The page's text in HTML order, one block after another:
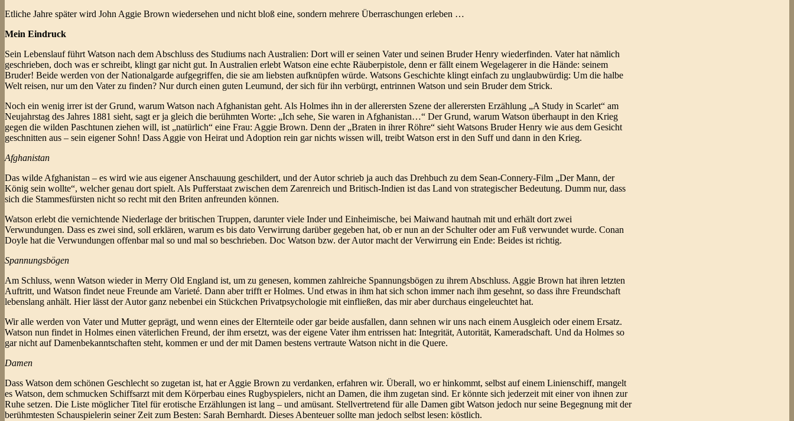
Etliche Jahre später wird John Aggie Brown wiedersehen und nicht bloß eine, sondern mehrere Überraschungen erleben …
Mein Eindruck
Sein Lebenslauf führt Watson nach dem Abschluss des Studiums nach Australien: Dort will er seinen Vater und seinen Bruder Henry wiederfinden. Vater hat nämlich
geschrieben, doch was er schreibt, klingt gar nicht gut. In Australien erlebt Watson eine echte Räuberpistole, denn er fällt einem Wegelagerer in die Hände: seinem
Bruder! Beide werden von der Nationalgarde aufgegriffen, die sie am liebsten aufknüpfen würde. Watsons Geschichte klingt einfach zu unglaubwürdig: Um die halbe
Welt reisen, nur um den Vater zu finden? Nur durch einen guten Leumund, der sich für ihn verbürgt, entrinnen Watson und sein Bruder dem Strick.
Noch ein wenig irrer ist der Grund, warum Watson nach Afghanistan geht. Als Holmes ihn in der allerersten Szene der allerersten Erzählung „A Study in Scarlet“ am
Neujahrstag des Jahres 1881 sieht, sagt er ja gleich die berühmten Worte: „Ich sehe, Sie waren in Afghanistan…“ Der Grund, warum Watson überhaupt in den Krieg
gegen die wilden Paschtunen ziehen will, ist „natürlich“ eine Frau: Aggie Brown. Denn der „Braten in ihrer Röhre“ sieht Watsons Bruder Henry wie aus dem Gesicht
geschnitten aus – sein eigener Sohn! Dass Aggie von Heirat und Adoption rein gar nichts wissen will, treibt Watson erst in den Suff und dann in den Krieg.
Afghanistan
Das wilde Afghanistan – es wird wie aus eigener Anschauung geschildert, und der Autor schrieb ja auch das Drehbuch zu dem Sean-Connery-Film „Der Mann, der
König sein wollte“, welcher genau dort spielt. Als Pufferstaat zwischen dem Zarenreich und Britisch-Indien ist das Land von strategischer Bedeutung. Dumm nur, dass
sich die Stammesfürsten nicht so recht mit den Briten anfreunden können.
Watson erlebt die vernichtende Niederlage der britischen Truppen, darunter viele Inder und Einheimische, bei Maiwand hautnah mit und erhält dort zwei
Verwundungen. Dass es zwei sind, soll erklären, warum es bis dato Verwirrung darüber gegeben hat, ob er nun an der Schulter oder am Fuß verwundet wurde. Conan
Doyle hat die Verwundungen offenbar mal so und mal so beschrieben. Doc Watson bzw. der Autor macht der Verwirrung ein Ende: Beides ist richtig.
Spannungsbögen
Am Schluss, wenn Watson wieder in Merry Old England ist, um zu genesen, kommen zahlreiche Spannungsbögen zu ihrem Abschluss. Aggie Brown hat ihren letzten
Auftritt, und Watson findet neue Freunde am Varieté. Dann aber trifft er Holmes. Und etwas in ihm hat sich schon immer nach ihm gesehnt, so dass ihre Freundschaft
lebenslang anhält. Hier lässt der Autor ganz nebenbei ein Stückchen Privatpsychologie mit einfließen, das mir aber durchaus eingeleuchtet hat.
Wir alle werden von Vater und Mutter geprägt, und wenn eines der Elternteile oder gar beide ausfallen, dann sehnen wir uns nach einem Ausgleich oder einem Ersatz.
Watson nun findet in Holmes einen väterlichen Freund, der ihm ersetzt, was der eigene Vater ihm entrissen hat: Integrität, Autorität, Kameradschaft. Und da Holmes so
gar nicht auf Damenbekanntschaften steht, kommen er und der mit Damen bestens vertraute Watson nicht in die Quere.
Damen
Dass Watson dem schönen Geschlecht so zugetan ist, hat er Aggie Brown zu verdanken, erfahren wir. Überall, wo er hinkommt, selbst auf einem Linienschiff, mangelt
es Watson, dem schmucken Schiffsarzt mit dem Körperbau eines Rugbyspielers, nicht an Damen, die ihm zugetan sind. Er könnte sich jederzeit mit einer von ihnen zur
Ruhe setzen. Die Liste möglicher Titel für erotische Erzählungen ist lang – und amüsant. Stellvertretend für alle Damen gibt Watson jedoch nur seine Begegnung mit der
berühmtesten Schauspielerin seiner Zeit zum Besten: Sarah Bernhardt. Dieses Abenteuer sollte man jedoch selbst lesen: köstlich.